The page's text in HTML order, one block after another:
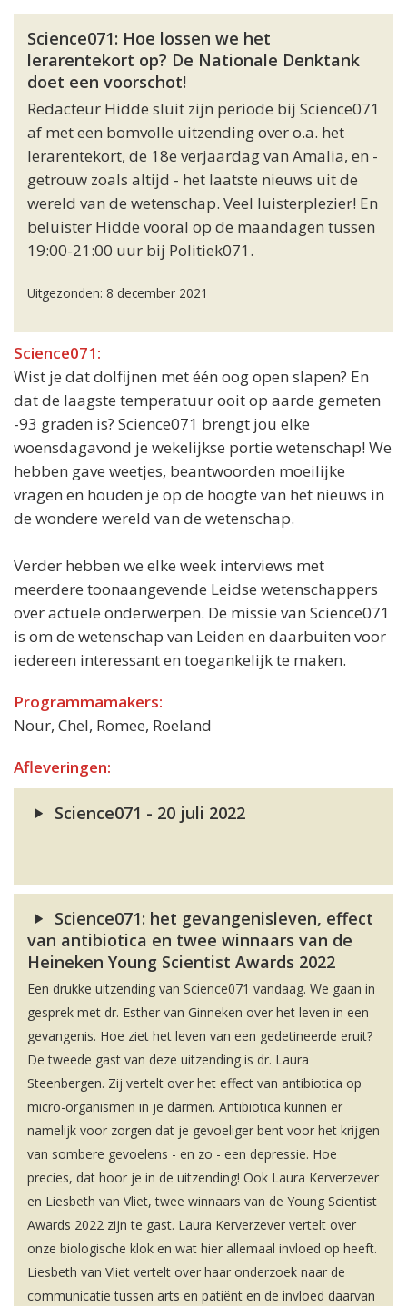
Science071: Hoe lossen we het
lerarentekort op? De Nationale Denktank
doet een voorschot!
Redacteur Hidde sluit zijn periode bij Science071
af met een bomvolle uitzending over o.a. het
lerarentekort, de 18e verjaardag van Amalia, en -
getrouw zoals altijd - het laatste nieuws uit de
wereld van de wetenschap. Veel luisterplezier! En
beluister Hidde vooral op de maandagen tussen
19:00-21:00 uur bij Politiek071.
Uitgezonden: 8 december 2021
Science071:
Wist je dat dolfijnen met één oog open slapen? En
dat de laagste temperatuur ooit op aarde gemeten
-93 graden is? Science071 brengt jou elke
woensdagavond je wekelijkse portie wetenschap! We
hebben gave weetjes, beantwoorden moeilijke
vragen en houden je op de hoogte van het nieuws in
de wondere wereld van de wetenschap.
Verder hebben we elke week interviews met
meerdere toonaangevende Leidse wetenschappers
over actuele onderwerpen. De missie van Science071
is om de wetenschap van Leiden en daarbuiten voor
iedereen interessant en toegankelijk te maken.
Programmamakers:
Nour, Chel, Romee, Roeland
Afleveringen:
Science071 - 20 juli 2022
Science071: het gevangenisleven, effect
van antibiotica en twee winnaars van de
Heineken Young Scientist Awards 2022
Een drukke uitzending van Science071 vandaag. We gaan in
gesprek met dr. Esther van Ginneken over het leven in een
gevangenis. Hoe ziet het leven van een gedetineerde eruit?
De tweede gast van deze uitzending is dr. Laura
Steenbergen. Zij vertelt over het effect van antibiotica op
micro-organismen in je darmen. Antibiotica kunnen er
namelijk voor zorgen dat je gevoeliger bent voor het krijgen
van sombere gevoelens - en zo - een depressie. Hoe
precies, dat hoor je in de uitzending! Ook Laura Kerverzever
en Liesbeth van Vliet, twee winnaars van de Young Scientist
Awards 2022 zijn te gast. Laura Kerverzever vertelt over
onze biologische klok en wat hier allemaal invloed op heeft.
Liesbeth van Vliet vertelt over haar onderzoek naar de
communicatie tussen arts en patiënt en de invloed daarvan